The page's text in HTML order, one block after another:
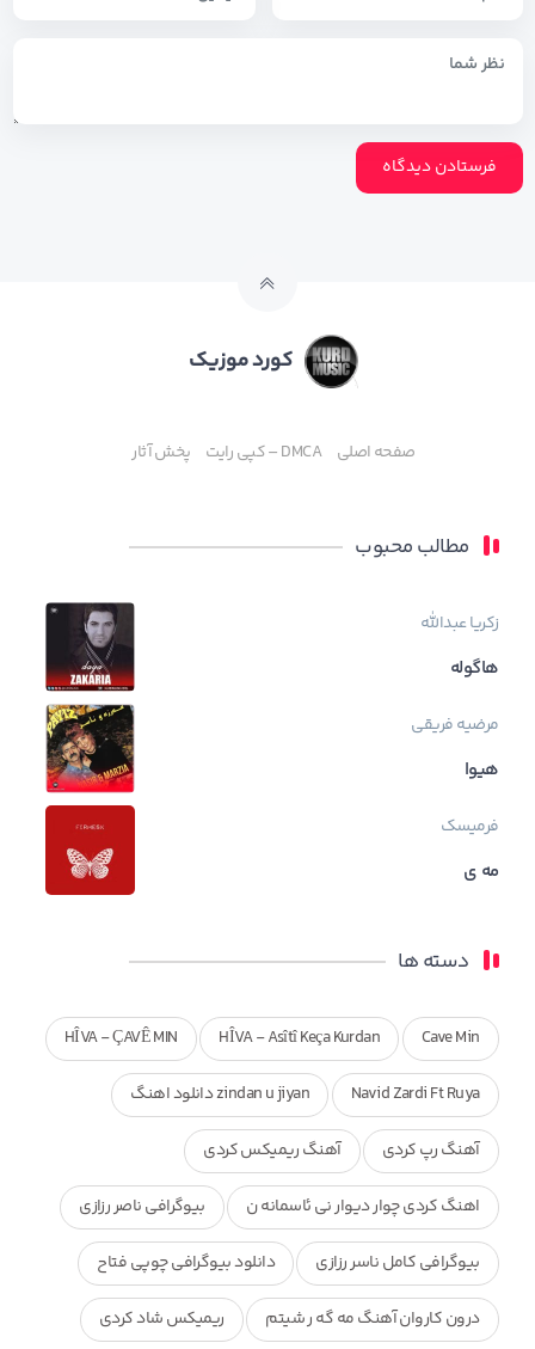
کورد موزیک
صفحه اصلی DMCA – کپی رایت پخش آثار
مطالب محبوب
زکریا عبدالله
هاگوله
مرضیه فریقی
هیوا
فرمیسک
مه ی
دسته ها
Cave Min
HÎVA - Asîtî Keça Kurdan
HÎVA - ÇAVÊ MIN
Navid Zardi Ft Ruya zindan u jiyan دانلود اهنگ
آهنگ رپ کردی آهنگ ریمیکس کردی
اهنگ کردی چوار دیوار نی ئاسمانه ن بیوگرافی ناصر رزازی
بیوگرافی کامل ناسر رزازی دانلود بیوگرافی چوپی فتاح
درون کاروان آهنگ مه گه ر شیتم ریمیکس شاد کردی